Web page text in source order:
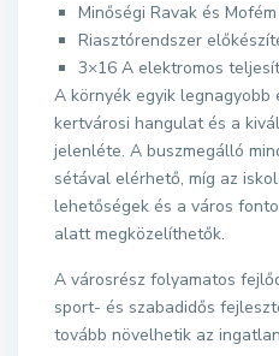
Minőségi Ravak és
Riasztórendszer
3×16 A elektromos
A környék egyik legnagyobb
kertvárosi hangulat és a
jelenléte. A buszmegálló
sétával elérhető, míg az
lehetőségek és a város
alatt megközelíthetők.
A városrész folyamatos
sport- és szabadidős
tovább növelhetik az